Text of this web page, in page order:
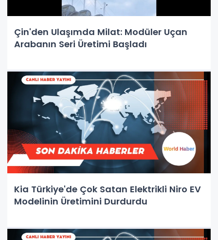
Çin'den Ulaşımda Milat: Modüler Uçan
Arabanın Seri Üretimi Başladı
Kia Türkiye'de Çok Satan Elektrikli Niro EV
Modelinin Üretimini Durdurdu